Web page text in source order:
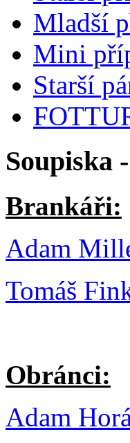
Mladší
Mini
Starší
Soupiska
Brankáři:
Adam
Tomáš
Obránci:
Adam